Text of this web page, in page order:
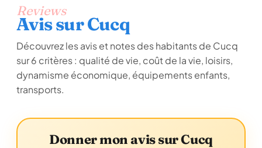
Reviews
Avis sur Cucq
Découvrez les avis et notes des habitants de Cucq
sur 6 critères : qualité de vie, coût de la vie, loisirs,
dynamisme économique, équipements enfants,
transports.
Donner mon avis sur Cucq